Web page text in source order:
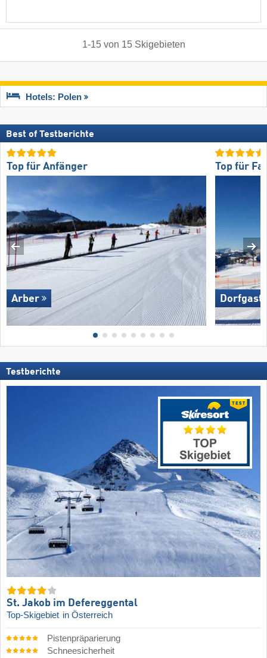
1-15von 15 Skigebieten
Hotels: Polen
Best of Testberichte
Top für Anfänger
Arber
Top für
Testberichte
St. Jakob im Defereggental
Top-Skigebiet in Österreich
Pistenpräparierung
Schneesicherheit